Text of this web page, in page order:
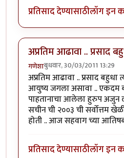
प्रतिसाद देण्यासाठीलॉग इन
अप्रतिम आढावा .. प्रसाद
गणेशाबुधवार, 30/03/2011 13:29
अप्रतिम आढावा .. प्रसाद बहुधा
आयुष्य जगला असावा .. एकदम
पाहतानाचा आलेला हुरुप अजुन
सचीन ची २००३ ची सर्वोत्तम
होती .. आज सहवाग च्या
प्रतिसाद देण्यासाठीलॉग इन